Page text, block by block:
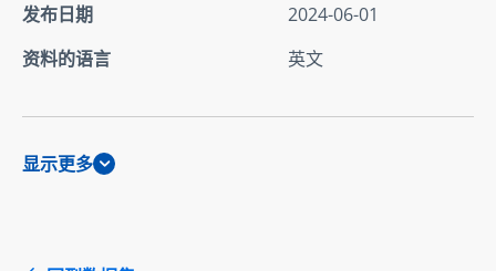
发布日期
2024-06-01
资料的语言
英文
显示更多